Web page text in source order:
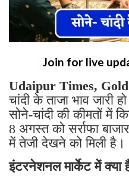
Join for live
Udaipur Times,
चांदी के ताजा भाव जारी
सोने-चांदी की कीमतों में
8 अगस्त को सर्राफा
में तेजी देखने को मिली है।
इंटरनेशनल मार्केट में क्या